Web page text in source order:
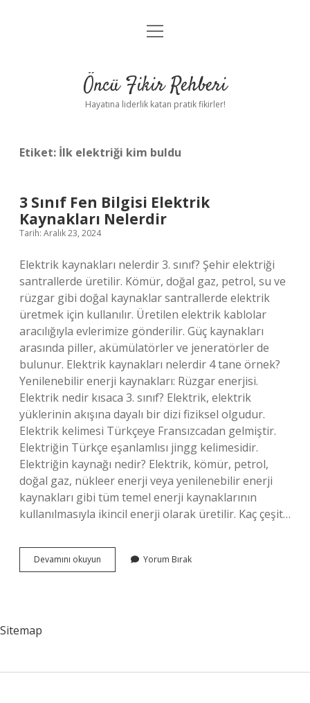
Anasayfa
Yasal Uyarı
menüyü
Öncü Fikir Rehberi
Hayatına liderlik katan pratik fikirler!
Etiket: İlk elektriği kim buldu
3 Sınıf Fen Bilgisi Elektrik
Kaynakları Nelerdir
Tarih: Aralık 23, 2024
Elektrik kaynakları nelerdir 3. sınıf? Şehir elektriği
santrallerde üretilir. Kömür, doğal gaz, petrol, su ve
rüzgar gibi doğal kaynaklar santrallerde elektrik
üretmek için kullanılır. Üretilen elektrik kablolar
aracılığıyla evlerimize gönderilir. Güç kaynakları
arasında piller, akümülatörler ve jeneratörler de
bulunur. Elektrik kaynakları nelerdir 4 tane örnek?
Yenilenebilir enerji kaynakları: Rüzgar enerjisi.
Elektrik nedir kısaca 3. sınıf? Elektrik, elektrik
yüklerinin akışına dayalı bir dizi fiziksel olgudur.
Elektrik kelimesi Türkçeye Fransızcadan gelmiştir.
Elektriğin Türkçe eşanlamlısı jingg kelimesidir.
Elektriğin kaynağı nedir? Elektrik, kömür, petrol,
doğal gaz, nükleer enerji veya yenilenebilir enerji
kaynakları gibi tüm temel enerji kaynaklarının
kullanılmasıyla ikincil enerji olarak üretilir. Kaç çeşit…
Devamını okuyun
Sınıf
Yorum Bırak
Sitemap